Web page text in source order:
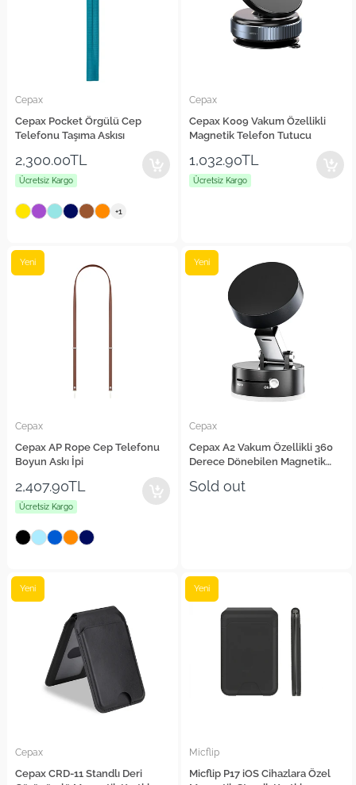
Cepax
Cepax Pocket Örgülü Cep
Telefonu Taşıma Askısı
2,300.00TL
Ücretsiz Kargo
+1
Cepax
Cepax K009 Vakum Özellikli
Magnetik Telefon Tutucu
1,032.90TL
Ücretsiz Kargo
Cepax
Cepax AP Rope Cep Telefonu
Boyun Askı İpi
Yeni
2,407.90TL
Ücretsiz Kargo
Cepax
Cepax A2 Vakum Özellikli 360
Derece Dönebilen Magnetik
Yeni
Sold out
Cepax
Cepax CRD-11 Standlı Deri
Yeni
Micflip
Micflip P17 iOS Cihazlara Özel
Yeni